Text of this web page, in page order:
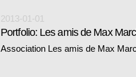
2013-01-01
Association Les amis de Max